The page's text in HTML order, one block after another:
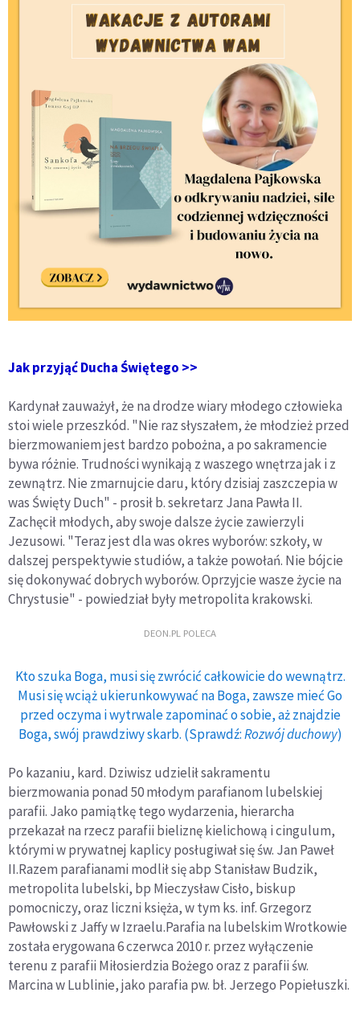
Jak przyjąć Ducha Świętego >>
Kardynał zauważył, że na drodze wiary młodego człowieka
stoi wiele przeszkód. "Nie raz słyszałem, że młodzież przed
bierzmowaniem jest bardzo pobożna, a po sakramencie
bywa różnie. Trudności wynikają z waszego wnętrza jak i z
zewnątrz. Nie zmarnujcie daru, który dzisiaj zaszczepia w
was Święty Duch" - prosił b. sekretarz Jana Pawła II.
Zachęcił młodych, aby swoje dalsze życie zawierzyli
Jezusowi. "Teraz jest dla was okres wyborów: szkoły, w
dalszej perspektywie studiów, a także powołań. Nie bójcie
się dokonywać dobrych wyborów. Oprzyjcie wasze życie na
Chrystusie" - powiedział były metropolita krakowski.
DEON.PL POLECA
Kto szuka Boga, musi się zwrócić całkowicie do wewnątrz.
Musi się wciąż ukierunkowywać na Boga, zawsze mieć Go
przed oczyma i wytrwale zapominać o sobie, aż znajdzie
Boga, swój prawdziwy skarb. (Sprawdź:Rozwój duchowy)
Po kazaniu, kard. Dziwisz udzielił sakramentu
bierzmowania ponad 50 młodym parafianom lubelskiej
parafii. Jako pamiątkę tego wydarzenia, hierarcha
przekazał na rzecz parafii bieliznę kielichową i cingulum,
którymi w prywatnej kaplicy posługiwał się św. Jan Paweł
II.Razem parafianami modlił się abp Stanisław Budzik,
metropolita lubelski, bp Mieczysław Cisło, biskup
pomocniczy, oraz liczni księża, w tym ks. inf. Grzegorz
Pawłowski z Jaffy w Izraelu.Parafia na lubelskim Wrotkowie
została erygowana 6 czerwca 2010 r. przez wyłączenie
terenu z parafii Miłosierdzia Bożego oraz z parafii św.
Marcina w Lublinie, jako parafia pw. bł. Jerzego Popiełuszki.